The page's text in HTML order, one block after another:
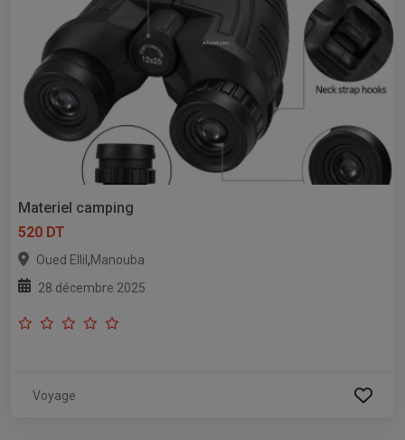
Materiel camping
520 DT
Oued Ellil ,Manouba
28 décembre 2025
Voyage